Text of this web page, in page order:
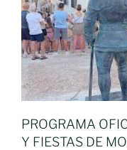
PROGRAMA
Y FIESTAS DE